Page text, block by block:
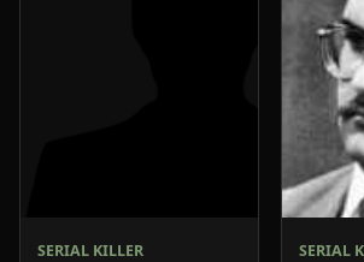
SERIAL KILLER SERIAL